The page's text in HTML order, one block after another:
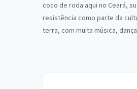
coco de roda aqui no Ceará,
resistência como parte da
terra, com muita música,